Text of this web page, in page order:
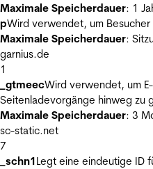
Maximale Speicherdauer: 1
pWird verwendet, um
Maximale Speicherdauer:
garnius.de
1
_gtmeecWird verwendet, um
Seitenladevorgänge hinweg zu
Maximale Speicherdauer: 3
sc-static.net
7
_schn1Legt eine eindeutige ID